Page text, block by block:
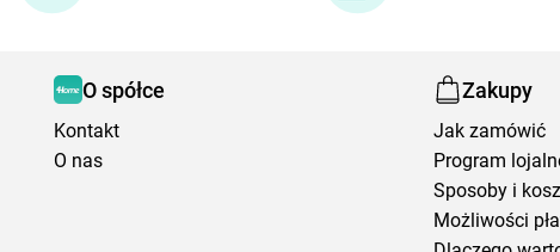
O spółce
Kontakt
O nas
Zakupy
Jak zamówić
Program
Sposoby i
Możliwości